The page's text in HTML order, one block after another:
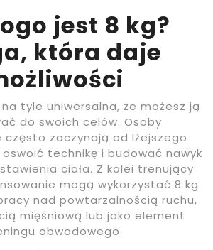
jest 8 kg?
która daje
tyle uniwersalna, że możesz ją
do swoich celów. Osoby
zaczynają od lżejszego
technikę i budować nawyk
ciała. Z kolei trenujący
mogą wykorzystać 8 kg
nad powtarzalnością ruchu,
mięśniową lub jako element
obwodowego.